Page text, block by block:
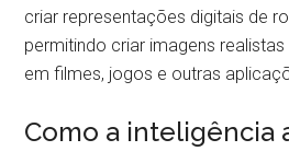
criar representações digitais de
permitindo criar imagens
em filmes, jogos e outras
Como a inteligência